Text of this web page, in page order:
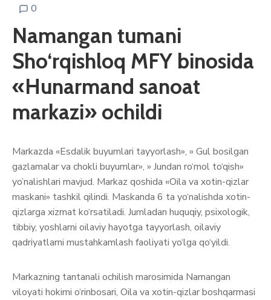
0
Namangan tumani
Sho‘rqishloq MFY binosida
«Hunarmand sanoat
markazi» ochildi
Markazda «Esdalik buyumlari tayyorlash», » Gul bosilgan
gazlamalar va chokli buyumlar», » Jundan ro‘mol to‘qish»
yo’nalishlari mavjud. Markaz qoshida «Oila va xotin-qizlar
maskani» tashkil qilindi. Maskanda 6 ta yo‘nalishda xotin-
qizlarga xizmat ko‘rsatiladi. Jumladan huquqiy, psixologik,
tibbiy, yoshlarni oilaviy hayotga tayyorlash, oilaviy
qadriyatlarni mustahkamlash faoliyati yo‘lga qo‘yildi.
Markazning tantanali ochilish marosimida Namangan
viloyati hokimi o‘rinbosari, Oila va xotin-qizlar boshqarmasi